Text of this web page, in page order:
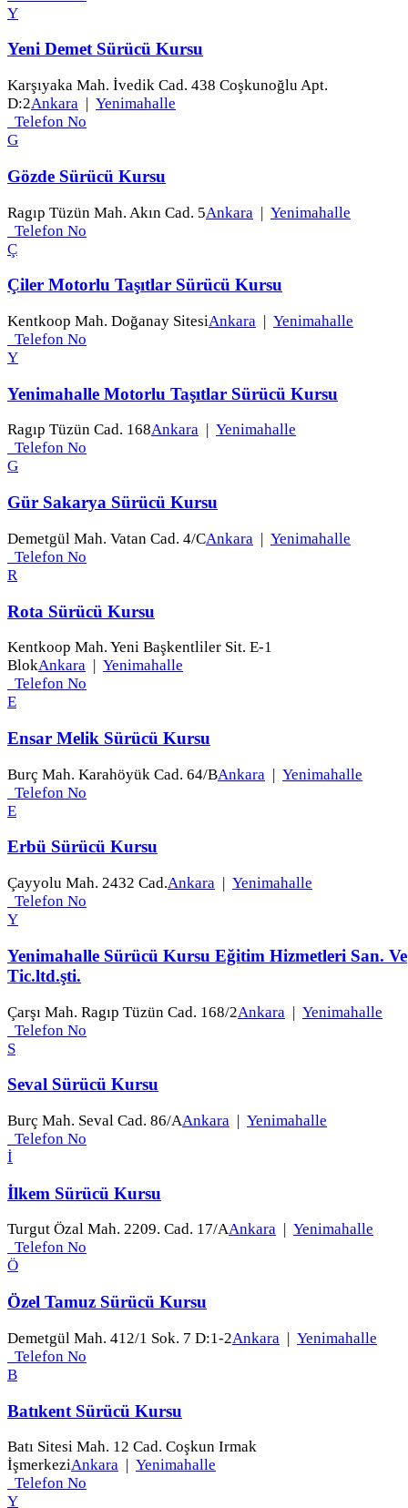
Y
Yeni Demet Sürücü Kursu
Karşıyaka Mah. İvedik Cad. 438 Coşkunoğlu Apt.
D:2Ankara | Yenimahalle
Telefon No
G
Gözde Sürücü Kursu
Ragıp Tüzün Mah. Akın Cad. 5Ankara | Yenimahalle
Telefon No
Ç
Çiler Motorlu Taşıtlar Sürücü Kursu
Kentkoop Mah. Doğanay SitesiAnkara | Yenimahalle
Telefon No
Y
Yenimahalle Motorlu Taşıtlar Sürücü Kursu
Ragıp Tüzün Cad. 168Ankara
Yenimahalle
Telefon No
G
Gür Sakarya Sürücü Kursu
Demetgül Mah. Vatan Cad. 4/CAnkara | Yenimahalle
Telefon No
R
Rota Sürücü Kursu
Kentkoop Mah. Yeni Başkentliler Sit. E-1
BlokAnkara
Yenimahalle
Telefon No
E
Ensar Melik Sürücü Kursu
Burç Mah. Karahöyük Cad. 64/BAnkara | Yenimahalle
Telefon No
E
Erbü Sürücü Kursu
Çayyolu Mah. 2432 Cad.Ankara | Yenimahalle
Telefon No
Y
Yenimahalle Sürücü Kursu Eğitim Hizmetleri San. Ve
Tic.ltd.şti.
Çarşı Mah. Ragıp Tüzün Cad. 168/2Ankara | Yenimahalle
Telefon No
S
Seval Sürücü Kursu
Burç Mah. Seval Cad. 86/AAnkara | Yenimahalle
Telefon No
İ
İlkem Sürücü Kursu
Turgut Özal Mah. 2209. Cad. 17/AAnkara
Yenimahalle
Telefon No
Ö
Özel Tamuz Sürücü Kursu
Demetgül Mah. 412/1 Sok. 7 D:1-2Ankara | Yenimahalle
Telefon No
B
Batıkent Sürücü Kursu
Batı Sitesi Mah. 12 Cad. Coşkun Irmak
İşmerkeziAnkara
Yenimahalle
Telefon No
Y